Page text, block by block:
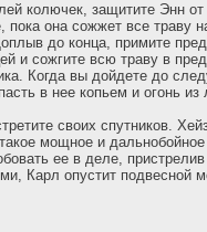
колючек, защитите Энн
пока она сожжет все траву
до конца, примите
и сожгите всю траву в
Когда вы дойдете до
в нее копьем и огонь из
своих спутников.
мощное и
ее в деле,
Карл опустит подвесной